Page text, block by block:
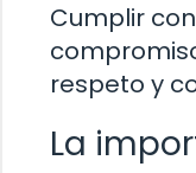
Cumplir
respeto y
La